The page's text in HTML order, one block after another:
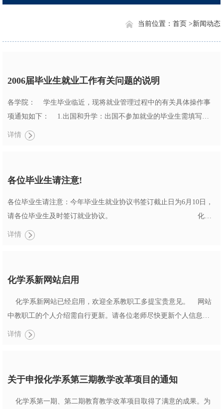
新闻动态
首页 >
当前位置：
2006届毕业生就业工作有关问题的说明
各学院： 学生毕业临近，现将就业管理过程中的有关具体操作事
项通知如下： 1.出国和升学：出国不参加就业的毕业生需填写
《浙江大学毕业生出国留学登记表》，并将就业协议书交到学院；
详情
各位毕业生请注意!
各位毕业生请注意：今年毕业生就业协议书签订截止日为6月10日，
请各位毕业生及时签订就业协议。 化学
系总支 ...
详情
化学系新网站启用
化学系新网站已经启用，欢迎全系教职工多提宝贵意见。 网站
中教职工的个人介绍需自行更新。请各位老师尽快更新个人信息。
如更新密码丢失，可与网管联系。 化学系新网站网管email是：
详情
关于申报化学系第三期教学改革项目的通知
化学系第一期、第二期教育教学改革项目取得了满意的成果。为